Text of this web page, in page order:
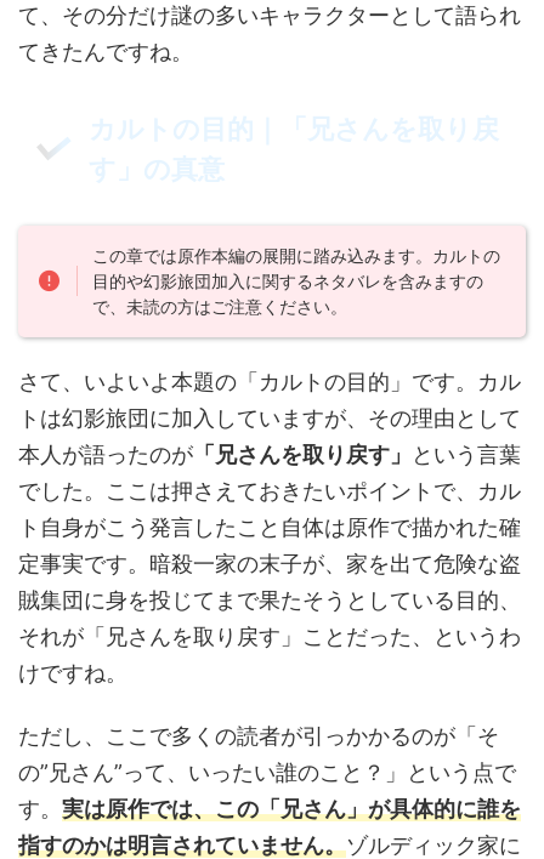
て、その分だけ謎の多いキャラクターとして語られ
てきたんですね。
カルトの目的｜「兄さんを取り戻
す」の真意
この章では原作本編の展開に踏み込みます。カルトの
目的や幻影旅団加入に関するネタバレを含みますの
で、未読の方はご注意ください。
さて、いよいよ本題の「カルトの目的」です。カル
トは幻影旅団に加入していますが、その理由として
本人が語ったのが 「兄さんを取り戻す」
という言葉
でした。ここは押さえておきたいポイントで、カル
ト自身がこう発言したこと自体は原作で描かれた確
定事実です。暗殺一家の末子が、家を出て危険な盗
賊集団に身を投じてまで果たそうとしている目的、
それが「兄さんを取り戻す」ことだった、というわ
けですね。
ただし、ここで多くの読者が引っかかるのが「そ
の”兄さん”って、いったい誰のこと？」という点で
す。 実は原作では、この「兄さん」が具体的に誰を
指すのかは明言されていません。ゾルディック家に